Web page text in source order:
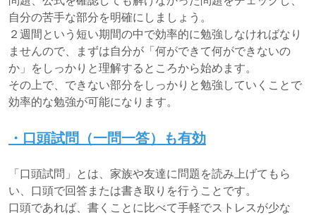
自分の苦手な部分を明確にしましょう。
２週間という短い期間の中で効率的に勉強しなければなり
ませんので、まずは自分が「何ができて何ができないの
か」をしっかりと理解するところから始めます。
その上で、できない部分をしっかりと勉強していくことで
効率的な勉強が可能になります。
・口頭試問（一問一答）も有効
「口頭試問」とは、家族や友達に問題を読み上げてもら
い、口頭で回答または書き取りを行うことです。
口頭であれば、書くことに比べて手軽でストレスが少な